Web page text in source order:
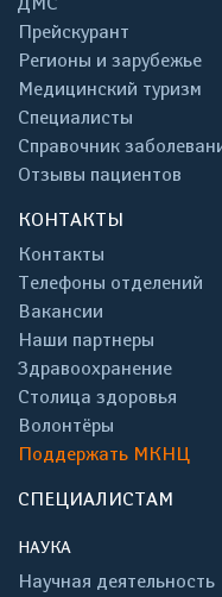
Прейскурант
Регионы и зарубежье
Медицинский туризм
Специалисты
Справочник
Отзывы пациентов
КОНТАКТЫ
Контакты
Телефоны отделений
Вакансии
Наши партнеры
Здравоохранение
Столица здоровья
Волонтёры
Поддержать МКНЦ
СПЕЦИАЛИСТАМ
НАУКА
Научная деятельность